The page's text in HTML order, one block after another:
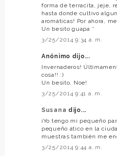
forma de terracita, jeje,
hasta donde cultivo
aromáticas! Por ahora,
Un besito guapa *
3/25/2014 9:34 a. m.
Anónimo dijo...
Invernaderos!
cosa!! :)
Un besito, Noe!
3/25/2014 9:41 a. m.
Susana dijo...
¡Yo tengo mi pequeño
pequeño ático en la
muestras también me
3/25/2014 9:44 a. m.